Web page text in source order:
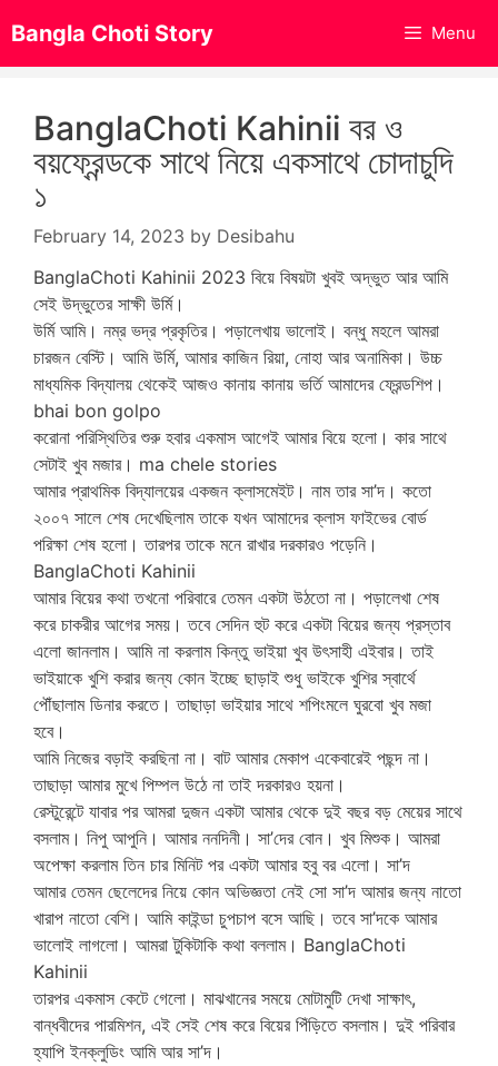
to
content
Bangla Choti Story Menu
BanglaChoti Kahinii বর ও
বয়ফ্রেন্ডকে সাথে নিয়ে একসাথে চোদাচুদি
১
February 14, 2023 by Desibahu
BanglaChoti Kahinii 2023 বিয়ে বিষয়টা খুবই অদ্ভুত আর আমি
সেই উদ্ভুতের সাক্ষী উর্মি।
উর্মি আমি। নম্র ভদ্র প্রকৃতির। পড়ালেখায় ভালোই। বন্ধু মহলে আমরা
চারজন বেস্টি। আমি উর্মি, আমার কাজিন রিয়া, নোহা আর অনামিকা। উচ্চ
মাধ্যমিক বিদ্যালয় থেকেই আজও কানায় কানায় ভর্তি আমাদের ফ্রেন্ডশিপ।
bhai bon golpo
করোনা পরিস্থিতির শুরু হবার একমাস আগেই আমার বিয়ে হলো। কার সাথে
সেটাই খুব মজার। ma chele stories
আমার প্রাথমিক বিদ্যালয়ের একজন ক্লাসমেইট। নাম তার সা’দ। কতো
২০০৭ সালে শেষ দেখেছিলাম তাকে যখন আমাদের ক্লাস ফাইভের বোর্ড
পরিক্ষা শেষ হলো। তারপর তাকে মনে রাখার দরকারও পড়েনি।
BanglaChoti Kahinii
আমার বিয়ের কথা তখনো পরিবারে তেমন একটা উঠতো না। পড়ালেখা শেষ
করে চাকরীর আগের সময়। তবে সেদিন হুট করে একটা বিয়ের জন্য প্রস্তাব
এলো জানলাম। আমি না করলাম কিন্তু ভাইয়া খুব উৎসাহী এইবার। তাই
ভাইয়াকে খুশি করার জন্য কোন ইচ্ছে ছাড়াই শুধু ভাইকে খুশির স্বার্থে
পৌঁছালাম ডিনার করতে। তাছাড়া ভাইয়ার সাথে শপিংমলে ঘুরবো খুব মজা
হবে।
আমি নিজের বড়াই করছিনা না। বাট আমার মেকাপ একেবারেই পছন্দ না।
তাছাড়া আমার মুখে পিম্পল উঠে না তাই দরকারও হয়না।
রেস্টুরেন্টে যাবার পর আমরা দুজন একটা আমার থেকে দুই বছর বড় মেয়ের সাথে
বসলাম। নিপু আপুনি। আমার ননদিনী। সা’দের বোন। খুব মিশুক। আমরা
অপেক্ষা করলাম তিন চার মিনিট পর একটা আমার হবু বর এলো। সা’দ
আমার তেমন ছেলেদের নিয়ে কোন অভিজ্ঞতা নেই সো সা’দ আমার জন্য নাতো
খারাপ নাতো বেশি। আমি কাইন্ডা চুপচাপ বসে আছি। তবে সা’দকে আমার
ভালোই লাগলো। আমরা টুকিটাকি কথা বললাম। BanglaChoti
Kahinii
তারপর একমাস কেটে গেলো। মাঝখানের সময়ে মোটামুটি দেখা সাক্ষাৎ,
বান্ধবীদের পারমিশন, এই সেই শেষ করে বিয়ের পিঁড়িতে বসলাম। দুই পরিবার
হ্যাপি ইনক্লুডিং আমি আর সা’দ।